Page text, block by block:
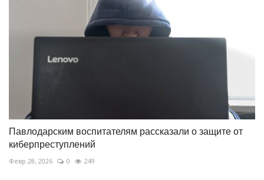
Павлодарским воспитателям рассказали о защите от
киберпреступлений
Февр 28, 2026 0 249